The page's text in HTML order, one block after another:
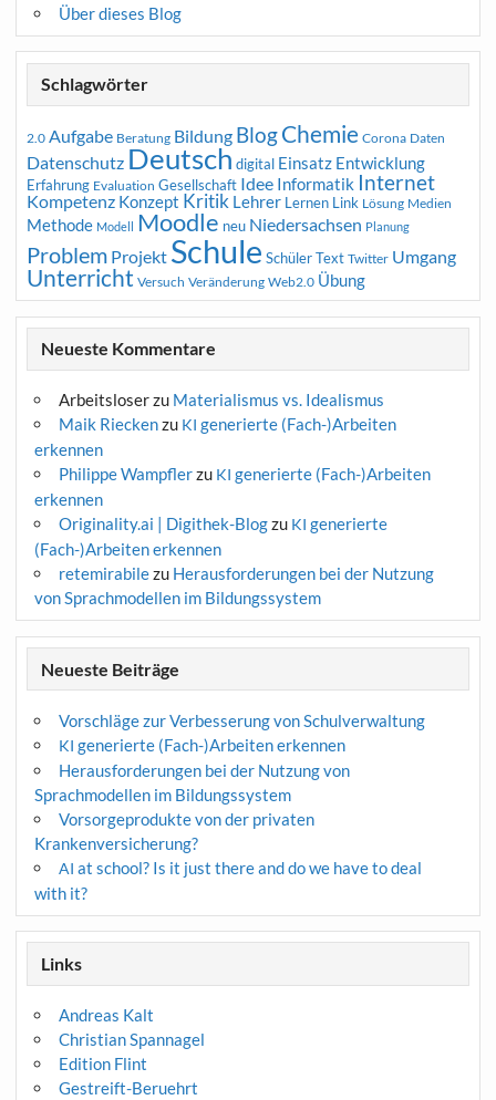
Über dieses Blog
Schlagwörter
2.0 Aufgabe Beratung Bildung BlogChemie Corona Daten
Datenschutz Deutsch digital Einsatz Entwicklung
Erfahrung Evaluation Gesellschaft Idee Informatik Internet
Kompetenz Konzept Kritik Lehrer Lernen Link Lösung Medien
Methode Modell Moodle neu Niedersachsen Planung
Problem Projekt Schule Schüler Text Twitter Umgang
Unterricht Versuch Veränderung Web2.0 Übung
Neueste Kommentare
Arbeitsloserzu Materialismus vs. Idealismus
Maik Rieckenzu KI generierte (Fach-)Arbeiten
erkennen
Philippe Wampflerzu KI generierte (Fach-)Arbeiten
erkennen
Originality.ai | Digithek-Blogzu KI generierte
(Fach-)Arbeiten erkennen
retemirabilezu Herausforderungen bei der Nutzung
von Sprachmodellen im Bildungssystem
Neueste Beiträge
Vorschläge zur Verbesserung von Schulverwaltung
KI generierte (Fach-)Arbeiten erkennen
Herausforderungen bei der Nutzung von
Sprachmodellen im Bildungssystem
Vorsorgeprodukte von der privaten
Krankenversicherung?
AI at school? Is it just there and do we have to deal
with it?
Links
Andreas Kalt
Christian Spannagel
Edition Flint
Gestreift-Beruehrt